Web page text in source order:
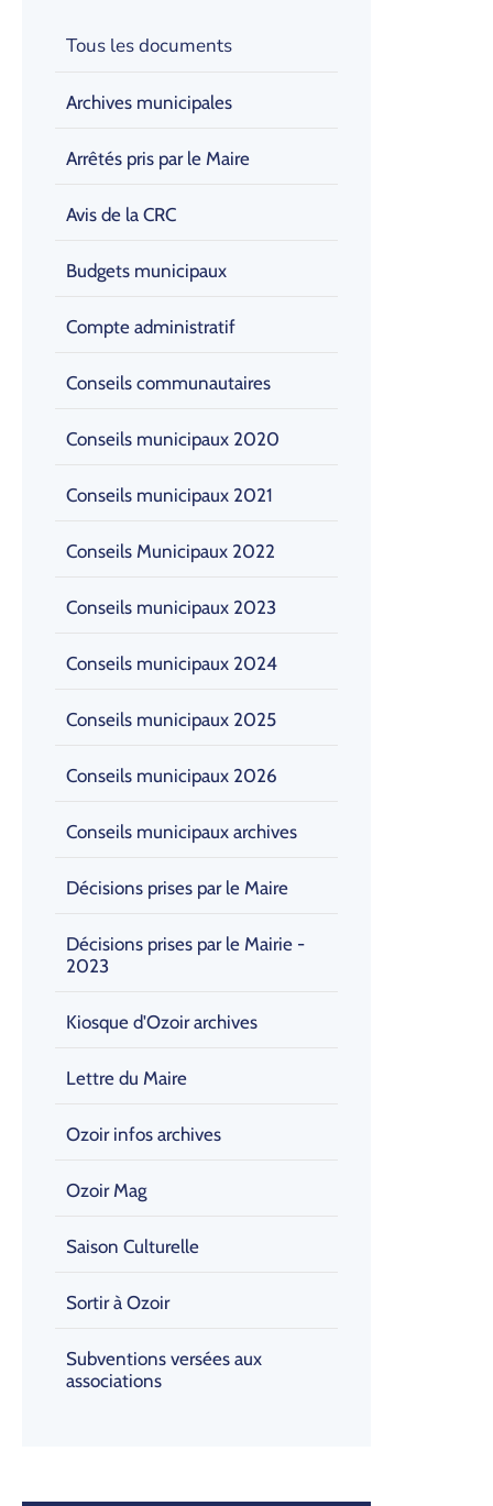
Tous les documents
Archives municipales
Arrêtés pris par le Maire
Avis de la CRC
Budgets municipaux
Compte administratif
Conseils communautaires
Conseils municipaux 2020
Conseils municipaux 2021
Conseils Municipaux 2022
Conseils municipaux 2023
Conseils municipaux 2024
Conseils municipaux 2025
Conseils municipaux 2026
Conseils municipaux archives
Décisions prises par le Maire
Décisions prises par le Mairie -
2023
Kiosque d'Ozoir archives
Lettre du Maire
Ozoir infos archives
Ozoir Mag
Saison Culturelle
Sortir à Ozoir
Subventions versées aux
associations